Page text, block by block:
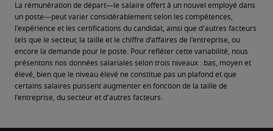
La rémunération de départ—le salaire offert à un nouvel employé dans
un poste—peut varier considérablement selon les compétences,
l'expérience et les certifications du candidat, ainsi que d'autres facteurs
tels que le secteur, la taille et le chiffre d’affaires de l'entreprise, ou
encore la demande pour le poste. Pour refléter cette variabilité, nous
présentons nos données salariales selon trois niveaux : bas, moyen et
élevé, bien que le niveau élevé ne constitue pas un plafond et que
certains salaires puissent augmenter en fonction de la taille de
l'entreprise, du secteur et d'autres facteurs.